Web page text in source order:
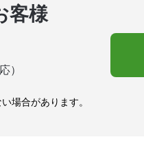
客様
）
場合があります。